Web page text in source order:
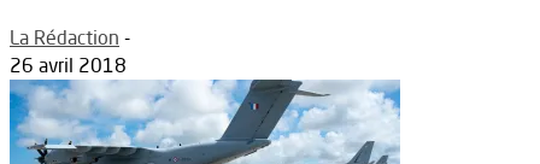
La Rédaction -
26 avril 2018